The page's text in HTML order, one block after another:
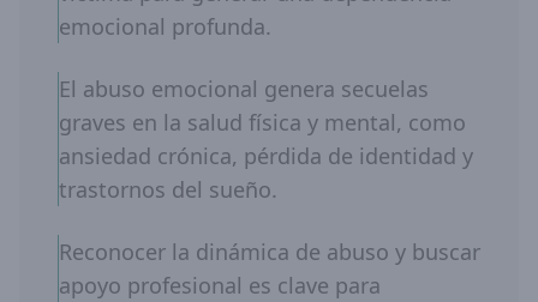
emocional profunda.
El abuso emocional genera secuelas
graves en la salud física y mental, como
ansiedad crónica, pérdida de identidad y
trastornos del sueño.
Reconocer la dinámica de abuso y buscar
apoyo profesional es clave para